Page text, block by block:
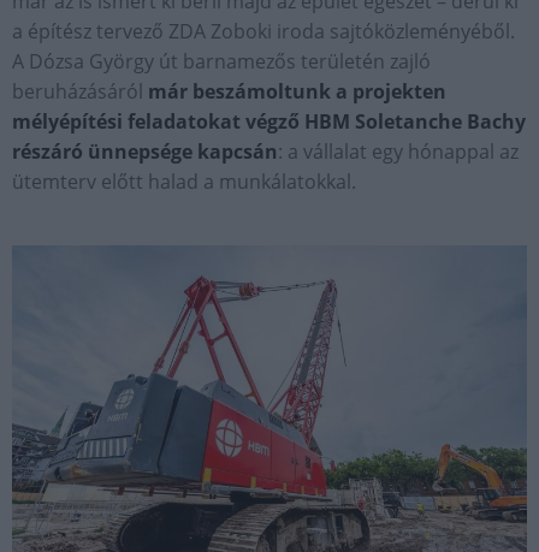
a építész tervező ZDA Zoboki iroda sajtóközleményéből.
A Dózsa György út barnamezős területén zajló
beruházásáról már beszámoltunk a projekten
mélyépítési feladatokat végző HBM Soletanche Bachy
részáró ünnepsége kapcsán: a vállalat egy hónappal az
ütemterv előtt halad a munkálatokkal.